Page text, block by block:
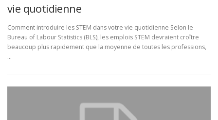
vie quotidienne
Comment introduire les STEM dans votre vie quotidienne Selon le
Bureau of Labour Statistics (BLS), les emplois STEM devraient croître
beaucoup plus rapidement que la moyenne de toutes les professions,
…